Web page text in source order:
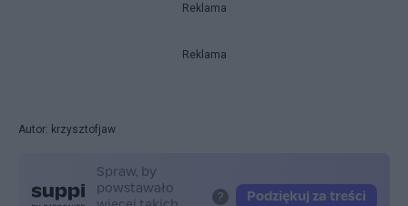
Reklama
Reklama
Autor: krzysztofjaw